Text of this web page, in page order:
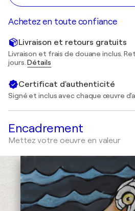
Achetez en toute confiance
Livraison et retours gratuits
Livraison et frais de douane inclus.
jours.Détails
Certificat d'authenticité
Signé et inclus avec chaque œuvre
Encadrement
Mettez votre oeuvre en valeur